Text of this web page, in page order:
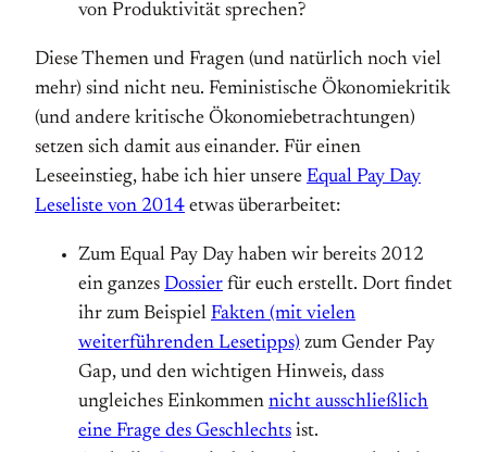
von Produktivität sprechen?
Diese Themen und Fragen (und natürlich noch viel
mehr) sind nicht neu. Feministische Ökonomiekritik
(und andere kritische Ökonomiebetrachtungen)
setzen sich damit aus einander. Für einen
Leseeinstieg, habe ich hier unsere Equal Pay Day
Leseliste von 2014 etwas überarbeitet:
Zum Equal Pay Day haben wir bereits 2012
ein ganzes Dossier für euch erstellt. Dort findet
ihr zum Beispiel Fakten (mit vielen
weiterführenden Lesetipps) zum Gender Pay
Gap, und den wichtigen Hinweis, dass
ungleiches Einkommen nicht ausschließlich
eine Frage des Geschlechts ist.